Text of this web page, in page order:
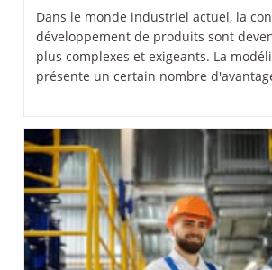
Dans le monde industriel actuel, la
développement de produits sont
plus complexes et exigeants. La
présente un certain nombre